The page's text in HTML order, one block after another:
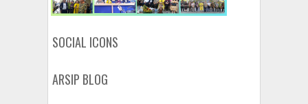
SOCIAL ICONS
ARSIP BLOG